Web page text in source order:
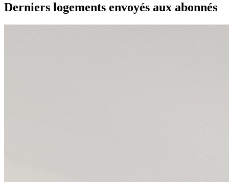
Derniers logements envoyés aux abonnés